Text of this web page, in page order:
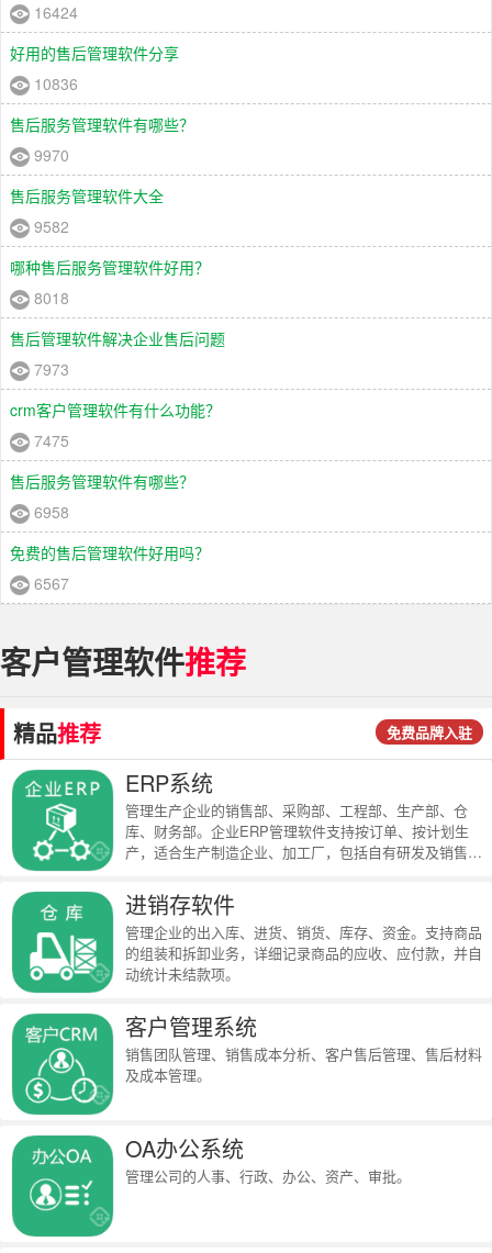
16424
好用的售后管理软件分享
10836
售后服务管理软件有哪些？
9970
售后服务管理软件大全
9582
哪种售后服务管理软件好用？
8018
售后管理软件解决企业售后问题
7973
crm客户管理软件有什么功能？
7475
售后服务管理软件有哪些？
6958
免费的售后管理软件好用吗？
6567
客户管理软件推荐
精品推荐 免费品牌入驻
ERP系统
管理生产企业的销售部、采购部、工程部、生产部、仓
库、财务部。企业ERP管理软件支持按订单、按计划生
产，适合生产制造企业、加工厂，包括自有研发及销售的
进销存软件
管理企业的出入库、进货、销货、库存、资金。支持商品
的组装和拆卸业务，详细记录商品的应收、应付款，并自
动统计未结款项。
客户管理系统
销售团队管理、销售成本分析、客户售后管理、售后材料
及成本管理。
OA办公系统
管理公司的人事、行政、办公、资产、审批。